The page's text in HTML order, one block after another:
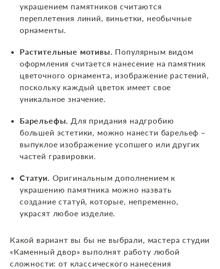
украшением памятников считаются
переплетения линий, виньетки, необычные
орнаменты.
Растительные мотивы. Популярным видом
оформления считается нанесение на памятник
цветочного орнамента, изображение растений,
поскольку каждый цветок имеет свое
уникальное значение.
Барельефы. Для придания надгробию
большей эстетики, можно нанести барельеф –
выпуклое изображение усопшего или других
частей гравировки.
Статуи. Оригинальным дополнением к
украшению памятника можно назвать
создание статуй, которые, непременно,
украсят любое изделие.
Какой вариант вы бы не выбрали, мастера студии
«Каменный двор» выполнят работу любой
сложности: от классического нанесения